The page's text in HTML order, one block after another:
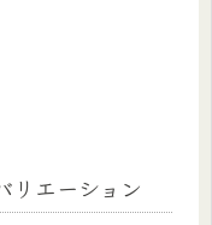
リエーション